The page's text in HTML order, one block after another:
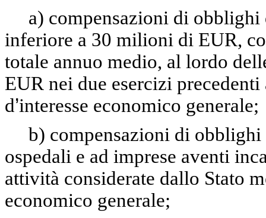
a) compensazioni di
inferiore a 30 milioni di EUR,
totale annuo medio, al lordo
EUR nei due esercizi
d’interesse economico generale;
b) compensazioni di
ospedali e ad imprese aventi
attività considerate dallo Stato
economico generale;